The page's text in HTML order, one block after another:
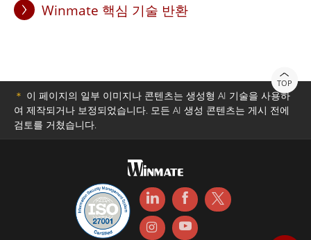
Winmate 핵심 기술 반환
TOP
＊ 이 페이지의 일부 이미지나 콘텐츠는 생성형 AI 기술을 사용하
여 제작되거나 보정되었습니다. 모든 AI 생성 콘텐츠는 게시 전에
검토를 거쳤습니다.